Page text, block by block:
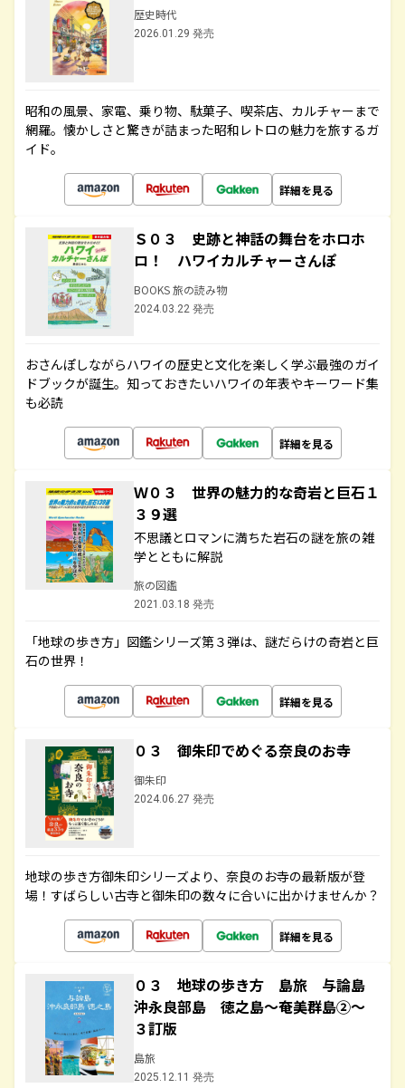
歴史時代
2026.01.29 発売
昭和の風景、家電、乗り物、駄菓子、喫茶店、カルチャーまで
網羅。懐かしさと驚きが詰まった昭和レトロの魅力を旅するガ
イド。
詳細を見る
Ｓ０３ 史跡と神話の舞台をホロホ
ロ！ ハワイカルチャーさんぽ
BOOKS 旅の読み物
2024.03.22 発売
おさんぽしながらハワイの歴史と文化を楽しく学ぶ最強のガイ
ドブックが誕生。知っておきたいハワイの年表やキーワード集
も必読
詳細を見る
Ｗ０３ 世界の魅力的な奇岩と巨石１
３９選
不思議とロマンに満ちた岩石の謎を旅の雑
学とともに解説
旅の図鑑
2021.03.18 発売
「地球の歩き方」図鑑シリーズ第３弾は、謎だらけの奇岩と巨
石の世界！
詳細を見る
０３ 御朱印でめぐる奈良のお寺
御朱印
2024.06.27 発売
地球の歩き方御朱印シリーズより、奈良のお寺の最新版が登
場！すばらしい古寺と御朱印の数々に合いに出かけませんか？
詳細を見る
０３ 地球の歩き方 島旅 与論島
沖永良部島 徳之島～奄美群島②～
３訂版
島旅
2025.12.11 発売